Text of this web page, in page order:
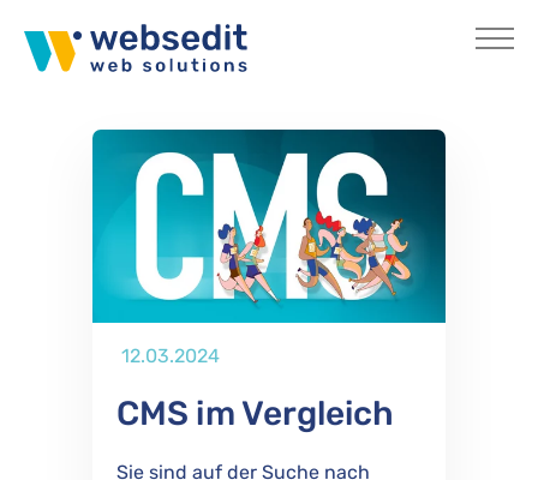
Home Blog
Publiziert
12.03.2024
CMS im Vergleich
Sie sind auf der Suche nach